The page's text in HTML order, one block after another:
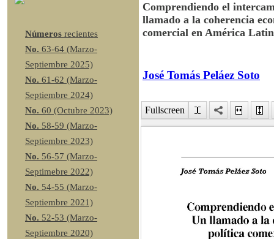
Números recientes
No. 63-64 (Marzo-
Septiembre 2025)
No. 61-62 (Marzo-
Septiembre 2024)
No. 60 (Octubre 2023)
No. 58-59 (Marzo-
Septiembre 2023)
No. 56-57 (Marzo-
Septimebre 2022)
No. 54-55 (Marzo-
Septiembre 2021)
No. 52-53 (Marzo-
Septiembre 2020)
Comprendiendo el
llamado a la coherencia
comercial en América
José Tomás Peláez Soto
Fullscreen